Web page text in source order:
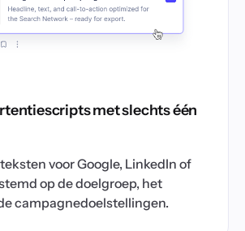
met slechts één
voor Google, LinkedIn of
op de doelgroep, het
campagnedoelstellingen.